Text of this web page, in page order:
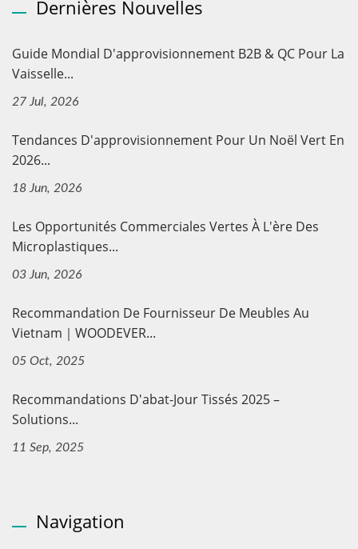
Dernières Nouvelles
Guide Mondial D'approvisionnement B2B & QC Pour La
Vaisselle...
27 Jul, 2026
Tendances D'approvisionnement Pour Un Noël Vert En
2026...
18 Jun, 2026
Les Opportunités Commerciales Vertes À L'ère Des
Microplastiques...
03 Jun, 2026
Recommandation De Fournisseur De Meubles Au
Vietnam｜WOODEVER...
05 Oct, 2025
Recommandations D'abat-Jour Tissés 2025 –
Solutions...
11 Sep, 2025
Navigation